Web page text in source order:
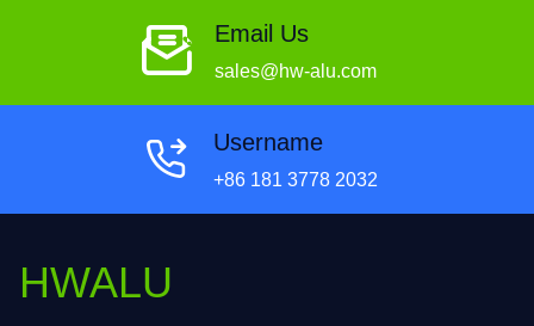
Email Us
sales@hw-alu.com
Username
+86 181 3778 2032
HWALU